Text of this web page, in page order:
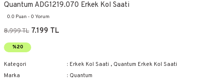
Quantum ADG1219.070 Erkek Kol Saati
0.0 Puan - 0 Yorum
8.999 TL 7.199 TL
%20
Kategori Erkek Kol Saati , Quantum Erkek Kol Saati
Marka
Quantum